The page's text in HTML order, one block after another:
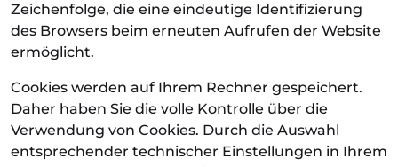
Zeichenfolge, die eine eindeutige Identifizierung
des Browsers beim erneuten Aufrufen der Website
ermöglicht.
Cookies werden auf Ihrem Rechner gespeichert.
Daher haben Sie die volle Kontrolle über die
Verwendung von Cookies. Durch die Auswahl
entsprechender technischer Einstellungen in Ihrem